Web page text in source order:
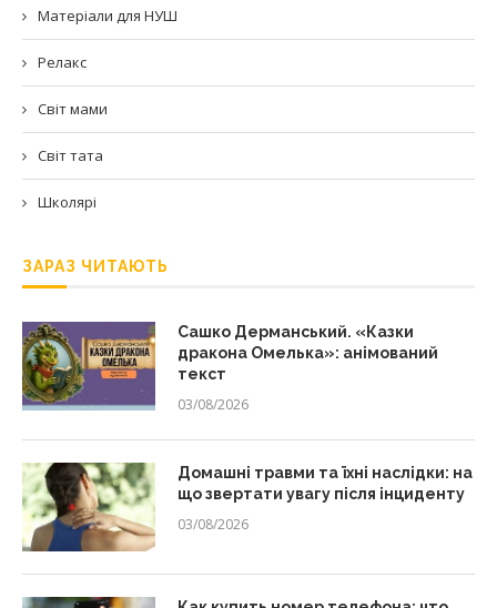
Матеріали для НУШ
Релакс
Світ мами
Світ тата
Школярі
ЗАРАЗ ЧИТАЮТЬ
Сашко Дерманський. «Казки
дракона Омелька»: анімований
текст
03/08/2026
Домашні травми та їхні наслідки: на
що звертати увагу після інциденту
03/08/2026